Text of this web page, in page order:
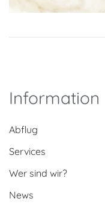
Information
Abflug
Services
Wer sind wir?
News